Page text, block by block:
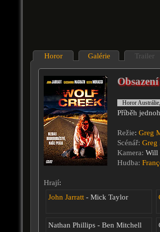
Horor Galérie Trailer
Horor
Příběh
Režie: Greg
Scénář: Greg
Kamera: Will
Hudba:
Hrají:
John Jarratt - Mick Taylor
Nathan Phillips - Ben Mitchell